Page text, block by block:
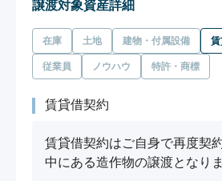
譲渡対象資産詳細
在庫 土地 建物・付属設備
従業員 ノウハウ 特許・商標
賃貸借契約
賃貸借契約はご自身で再度契
中にある造作物の譲渡となりま